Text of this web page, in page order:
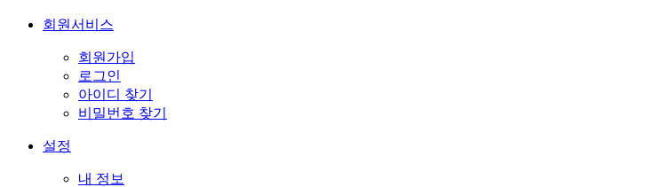
회원서비스
회원가입
로그인
아이디 찾기
비밀번호 찾기
설정
내 정보